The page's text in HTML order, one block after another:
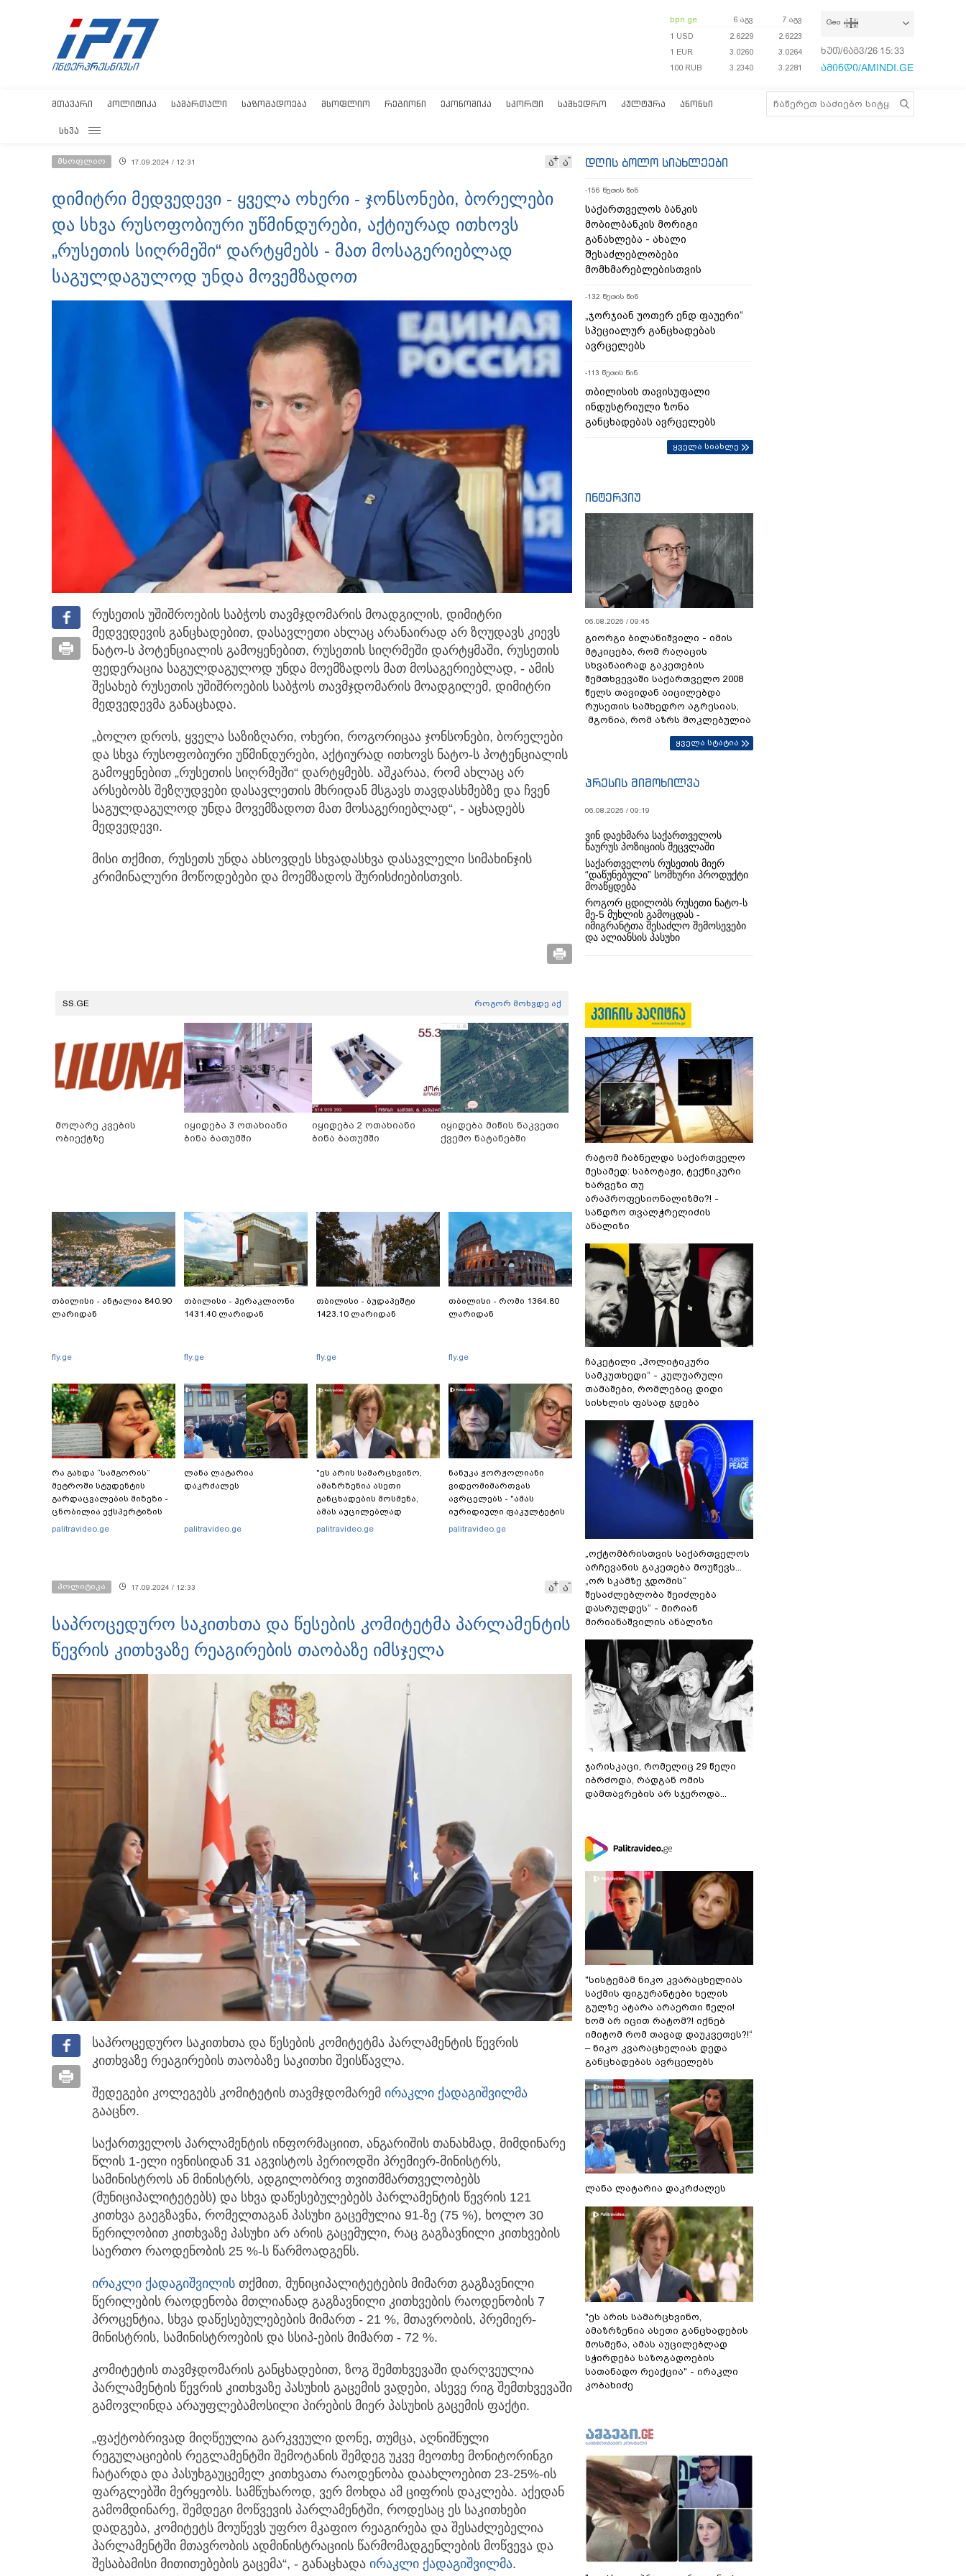
bpn.ge 6 აგვ
7 აგვ
1 USD
2.6229
2.6223
1 EUR
3.0260
3.0264
100 RUB
3.2340 3.2281
Geo
ხუთ/6აგვ/26 15:33:17
ამინდი/AMINDI.GE
ᲛᲗᲐᲕᲐᲠᲘ ᲞᲝᲚᲘᲢᲘᲙᲐ ᲡᲐᲛᲐᲠᲗᲐᲚᲘ ᲡᲐᲖᲝᲒᲐᲓᲝᲔᲑᲐ ᲛᲡᲝᲤᲚᲘᲝ ᲠᲔᲒᲘᲝᲜᲘ ᲔᲙᲝᲜᲝᲛᲘᲙᲐ ᲡᲞᲝᲠᲢᲘ ᲡᲐᲛᲮᲔᲓᲠᲝ ᲙᲣᲚᲢᲣᲠᲐ ᲐᲜᲝᲜᲡᲘ
ᲡᲮᲕᲐ
მსოფლიო 17.09.2024 / 12:31 ა ა
დიმიტრი მედვედევი - ყველა ოხერი - ჯონსონები, ბორელები
და სხვა რუსოფობიური უწმინდურები, აქტიურად ითხოვს
„რუსეთის სიღრმეში“ დარტყმებს - მათ მოსაგერიებლად
საგულდაგულოდ უნდა მოვემზადოთ
რუსეთის უშიშროების საბჭოს თავმჯდომარის მოადგილის, დიმიტრი
მედვედევის განცხადებით, დასავლეთი ახლაც არანაირად არ ზღუდავს კიევს
ნატო-ს პოტენციალის გამოყენებით, რუსეთის სიღრმეში დარტყმაში, რუსეთის
ფედერაცია საგულდაგულოდ უნდა მოემზადოს მათ მოსაგერიებლად, - ამის
შესახებ რუსეთის უშიშროების საბჭოს თავმჯდომარის მოადგილემ, დიმიტრი
მედვედევმა განაცხადა.
„ბოლო დროს, ყველა საზიზღარი, ოხერი, როგორიცაა ჯონსონები, ბორელები
და სხვა რუსოფობიური უწმინდურები, აქტიურად ითხოვს ნატო-ს პოტენციალის
გამოყენებით „რუსეთის სიღრმეში“ დარტყმებს. აშკარაა, რომ ახლაც არ
არსებობს შეზღუდვები დასავლეთის მხრიდან მსგავს თავდასხმებზე და ჩვენ
საგულდაგულოდ უნდა მოვემზადოთ მათ მოსაგერიებლად“, - აცხადებს
მედვედევი.
მისი თქმით, რუსეთს უნდა ახსოვდეს სხვადასხვა დასავლელი სიმახინჯის
კრიმინალური მოწოდებები და მოემზადოს შურისძიებისთვის.
SS.GE როგორ მოხვდე აქ
მოლარე კვების
ობიექტზე
იყიდება 3 ოთახიანი
ბინა ბათუმში
იყიდება 2 ოთახიანი
ბინა ბათუმში
იყიდება მიწის ნაკვეთი
ქვემო ნატანებში
თბილისი - ანტალია 840.90
ლარიდან
fly.ge
თბილისი - ჰერაკლიონი
1431.40 ლარიდან
fly.ge
თბილისი - ბუდაპეშტი
1423.10 ლარიდან
fly.ge
თბილისი - რომი 1364.80
ლარიდან
fly.ge
რა გახდა “სამგორის”
მეტროში სტუდენტის
გარდაცვალების მიზეზი -
ცნობილია ექსპერტიზის
პასუხი
palitravideo.ge
ლანა ლატარია
დაკრძალეს
palitravideo.ge
"ეს არის სამარცხვინო,
ამაზრზენია ასეთი
განცხადების მოსმენა,
ამას აუცილებლად
სჭირდება საზოგადოების
palitravideo.ge
ნანუკა ჟორჟოლიანი
ვიდეომიმართვას
ავრცელებს - "ამას
იურიდიული ფაკულტეტის
1-ელი კურსის სტუდენტიც
palitravideo.ge
პოლიტიკა 17.09.2024 / 12:33 ა ა
საპროცედურო საკითხთა და წესების კომიტეტმა პარლამენტის
წევრის კითხვაზე რეაგირების თაობაზე იმსჯელა
საპროცედურო საკითხთა და წესების კომიტეტმა პარლამენტის წევრის
კითხვაზე რეაგირების თაობაზე საკითხი შეისწავლა.
შედეგები კოლეგებს კომიტეტის თავმჯდომარემ ირაკლი ქადაგიშვილმა
გააცნო.
საქართველოს პარლამენტის ინფორმაციით, ანგარიშის თანახმად, მიმდინარე
წლის 1-ელი ივნისიდან 31 აგვისტოს პერიოდში პრემიერ-მინისტრს,
სამინისტროს ან მინისტრს, ადგილობრივ თვითმმართველობებს
(მუნიციპალიტეტებს) და სხვა დაწესებულებებს პარლამენტის წევრის 121
კითხვა გაეგზავნა, რომელთაგან პასუხი გაცემულია 91-ზე (75 %), ხოლო 30
წერილობით კითხვაზე პასუხი არ არის გაცემული, რაც გაგზავნილი კითხვების
საერთო რაოდენობის 25 %-ს წარმოადგენს.
ირაკლი ქადაგიშვილის თქმით, მუნიციპალიტეტების მიმართ გაგზავნილი
წერილების რაოდენობა მთლიანად გაგზავნილი კითხვების რაოდენობის 7
პროცენტია, სხვა დაწესებულებების მიმართ - 21 %, მთავრობის, პრემიერ-
მინისტრის, სამინისტროების და სსიპ-ების მიმართ - 72 %.
კომიტეტის თავმჯდომარის განცხადებით, ზოგ შემთხვევაში დარღვეულია
პარლამენტის წევრის კითხვაზე პასუხის გაცემის ვადები, ასევე რიგ შემთხვევაში
გამოვლინდა არაუფლებამოსილი პირების მიერ პასუხის გაცემის ფაქტი.
„ფაქტობრივად მიღწეულია გარკვეული დონე, თუმცა, აღნიშნული
რეგულაციების რეგლამენტში შემოტანის შემდეგ უკვე მეოთხე მონიტორინგი
ჩატარდა და პასუხგაუცემელ კითხვათა რაოდენობა დაახლოებით 23-25%-ის
ფარგლებში მერყეობს. სამწუხაროდ, ვერ მოხდა ამ ციფრის დაკლება. აქედან
გამომდინარე, შემდეგი მოწვევის პარლამენტში, როდესაც ეს საკითხები
დადგება, კომიტეტს მოუწევს უფრო მკაფიო რეაგირება და შესაძლებელია
პარლამენტში მთავრობის ადმინისტრაციის წარმომადგენლების მოწვევა და
შესაბამისი მითითებების გაცემა“, - განაცხადა ირაკლი ქადაგიშვილმა.
დღის ბოლო სიახლეები
-156 წუთის წინ
საქართველოს ბანკის
მობილბანკის მორიგი
განახლება - ახალი
შესაძლებლობები
მომხმარებლებისთვის
-132 წუთის წინ
„ჯორჯიან უოთერ ენდ ფაუერი“
სპეციალურ განცხადებას
ავრცელებს
-113 წუთის წინ
თბილისის თავისუფალი
ინდუსტრიული ზონა
განცხადებას ავრცელებს
ყველა სიახლე
ინტერვიუ
06.08.2026 / 09:45
გიორგი ბილანიშვილი - იმის
მტკიცება, რომ რაღაცის
სხვანაირად გაკეთების
შემთხვევაში საქართველო 2008
წელს თავიდან აიცილებდა
რუსეთის სამხედრო აგრესიას,
მგონია, რომ აზრს მოკლებულია
ყველა სტატია
პრესის მიმოხილვა
06.08.2026 / 09:19
ვინ დაეხმარა საქართველოს
ნაურუს პოზიციის შეცვლაში
საქართველოს რუსეთის მიერ
“დაწუნებული” სომხური პროდუქტი
მოაწყდება
როგორ ცდილობს რუსეთი ნატო-ს
მე-5 მუხლის გამოცდას -
იმიგრანტთა შესაძლო შემოსევები
და ალიანსის პასუხი
რატომ ჩაბნელდა საქართველო
მესამედ: საბოტაჟი, ტექნიკური
ხარვეზი თუ
არაპროფესიონალიზმი?! -
სანდრო თვალჭრელიძის
ანალიზი
ჩაკეტილი „პოლიტიკური
სამკუთხედი“ - კულუარული
თამაშები, რომლებიც დიდი
სისხლის ფასად ჯდება
„ოქტომბრისთვის საქართველოს
არჩევანის გაკეთება მოუწევს...
„ორ სკამზე ჯდომის“
შესაძლებლობა შეიძლება
დასრულდეს“ - მირიან
მირიანაშვილის ანალიზი
ჯარისკაცი, რომელიც 29 წელი
იბრძოდა, რადგან ომის
დამთავრების არ სჯეროდა...
"სისტემამ ნიკო კვარაცხელიას
საქმის ფიგურანტები ხელის
გულზე ატარა არაერთი წელი!
ხომ არ იცით რატომ?! იქნებ
იმიტომ რომ თავად დაუკვეთეს?!“
– ნიკო კვარაცხელიას დედა
განცხადებას ავრცელებს
ლანა ლატარია დაკრძალეს
"ეს არის სამარცხვინო,
ამაზრზენია ასეთი განცხადების
მოსმენა, ამას აუცილებლად
სჭირდება საზოგადოების
სათანადო რეაქცია" - ირაკლი
კობახიძე